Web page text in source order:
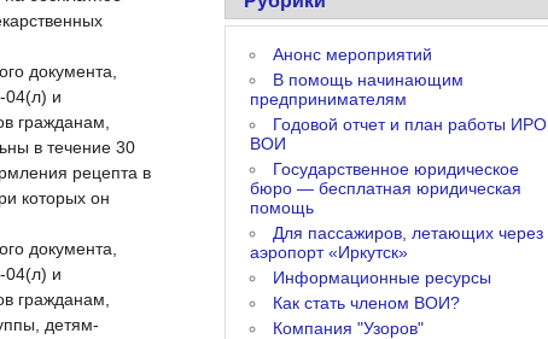
документа,
и
гражданам,
в течение 30
рецепта в
которых он
документа,
и
гражданам,
детям-
Анонс мероприятий
В помощь начинающим
предпринимателям
Годовой отчет и план работы ИРО
ВОИ
Государственное юридическое
бюро — бесплатная юридическая
помощь
Для пассажиров, летающих через
аэропорт «Иркутск»
Информационные ресурсы
Как стать членом ВОИ?
Компания "Узоров"